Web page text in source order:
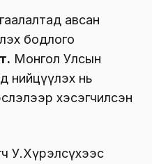
авсан
бодлого
Монгол Улсын
нийцүүлэх нь
хэсэгчилсэн
У.Хүрэлсүхээс